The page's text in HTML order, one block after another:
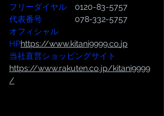
フリーダイヤル 0120-83-5757
代表番号
              078-332-5757
オフィシャル
HPhttps://www.kitani9999.co.jp
当社直営ショッピングサイト
https://www.rakuten.co.jp/kitani9999
/